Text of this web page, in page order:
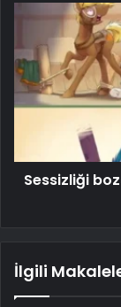
Sessizliği
İlgili